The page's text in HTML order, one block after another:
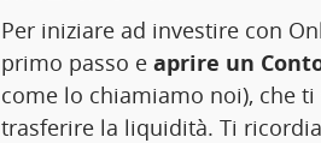
Per iniziare ad investire con
primo passo e aprire un
come lo chiamiamo noi), che
trasferire la liquidità. Ti